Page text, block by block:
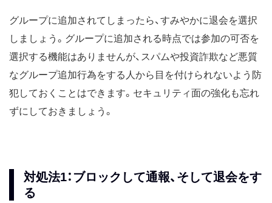
グループに追加されてしまったら、すみやかに退会を選択
しましょう。グループに追加される時点では参加の可否を
選択する機能はありませんが、スパムや投資詐欺など悪質
なグループ追加行為をする人から目を付けられないよう防
犯しておくことはできます。セキュリティ面の強化も忘れ
ずにしておきましょう。
対処法1：ブロックして通報、そして退会をす
る